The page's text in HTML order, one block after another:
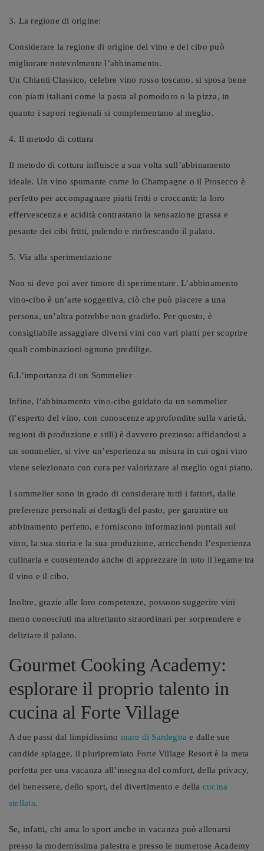
3. La regione di origine:
Considerare la regione di origine del vino e del cibo può
migliorare notevolmente l’abbinamento.
Un Chianti Classico, celebre vino rosso toscano, si sposa bene
con piatti italiani come la pasta al pomodoro o la pizza, in
quanto i sapori regionali si complementano al meglio.
4. Il metodo di cottura
Il metodo di cottura influisce a sua volta sull’abbinamento
ideale. Un vino spumante come lo Champagne o il Prosecco è
perfetto per accompagnare piatti fritti o croccanti: la loro
effervescenza e acidità contrastano la sensazione grassa e
pesante dei cibi fritti, pulendo e rinfrescando il palato.
5. Via alla sperimentazione
Non si deve poi aver timore di sperimentare. L’abbinamento
vino-cibo è un’arte soggettiva, ciò che può piacere a una
persona, un’altra potrebbe non gradirlo. Per questo, è
consigliabile assaggiare diversi vini con vari piatti per scoprire
quali combinazioni ognuno predilige.
6.L’importanza di un Sommelier
Infine, l’abbinamento vino-cibo guidato da un sommelier
(l’esperto del vino, con conoscenze approfondite sulla varietà,
regioni di produzione e stili) è davvero prezioso: affidandosi a
un sommelier, si vive un’esperienza su misura in cui ogni vino
viene selezionato con cura per valorizzare al meglio ogni piatto.
I sommelier sono in grado di considerare tutti i fattori, dalle
preferenze personali ai dettagli del pasto, per garantire un
abbinamento perfetto, e forniscono informazioni puntali sul
vino, la sua storia e la sua produzione, arricchendo l’esperienza
culinaria e consentendo anche di apprezzare in toto il legame tra
il vino e il cibo.
Inoltre, grazie alle loro competenze, possono suggerire vini
meno conosciuti ma altrettanto straordinari per sorprendere e
deliziare il palato.
Gourmet Cooking Academy:
esplorare il proprio talento in
cucina al Forte Village
A due passi dal limpidissimo mare di Sardegna e dalle sue
candide spiagge, il pluripremiato Forte Village Resort è la meta
perfetta per una vacanza all’insegna del comfort, della privacy,
del benessere, dello sport, del divertimento e della cucina
stellata.
Se, infatti, chi ama lo sport anche in vacanza può allenarsi
presso la modernissima palestra e presso le numerose Academy